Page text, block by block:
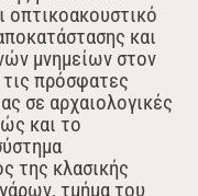
οπτικοακουστικό
και
μνημείων στον
πρόσφατες
σε αρχαιολογικές
και το
της κλασικής
τμήμα του